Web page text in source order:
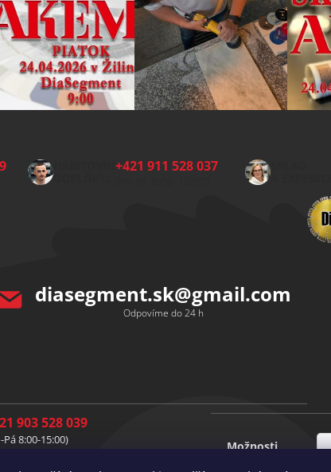
HŘBITOVNÍ+421 911 528 037
SKLAD
A EXPEDICE:
diasegment.sk@gmail.com
Odpovíme do 24 h
903 528 039
Pá 8:00-15:00)
Možnosti